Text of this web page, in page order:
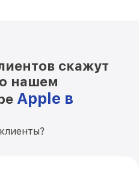
скажут
нашем
Apple в